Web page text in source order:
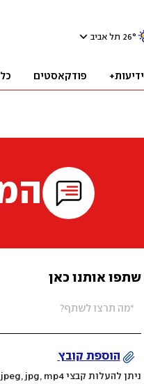
26° תל אביב
ידיעות+ פודקאסטים
שתפו אותנו כאן
הוספת קובץ
ניתן להעלות קבצי mov, png, jpeg, jpg, mp4 עד 200MB